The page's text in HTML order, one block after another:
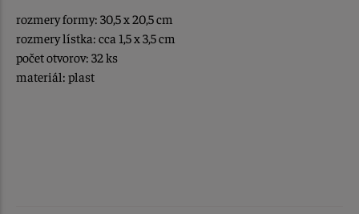
rozmery formy: 30,5 x 20,5 cm
rozmery lístka: cca 1,5 x 3,5 cm
počet otvorov: 32 ks
materiál: plast